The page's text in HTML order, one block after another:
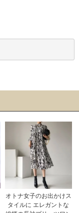
オトナ女子のお出かけス
タイルに エレガントな